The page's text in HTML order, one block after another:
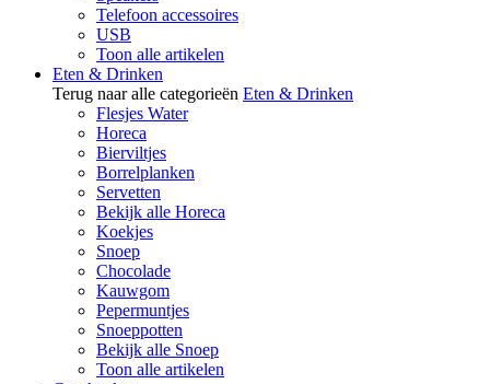
Telefoon accessoires
USB
Toon alle artikelen
Eten & Drinken
Terug naar alle categorieën Eten & Drinken
Flesjes Water
Horeca
Bierviltjes
Borrelplanken
Servetten
Bekijk alle Horeca
Koekjes
Snoep
Chocolade
Kauwgom
Pepermuntjes
Snoeppotten
Bekijk alle Snoep
Toon alle artikelen